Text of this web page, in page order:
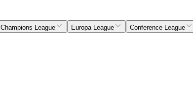
Champions League Europa League Conference League